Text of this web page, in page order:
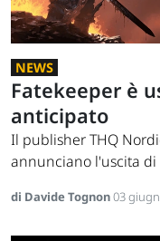
NEWS
Fatekeeper è
anticipato
Il publisher THQ
annunciano l'uscita di
di Davide Tognon03